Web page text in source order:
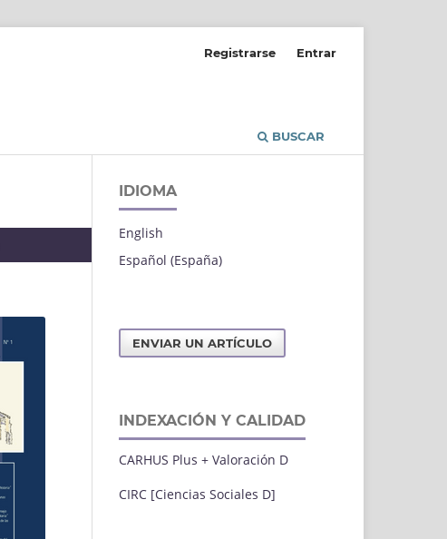
BUSCAR
Registrarse Entrar
IDIOMA
English
Español (España)
ENVIAR UN ARTÍCULO
INDEXACIÓN Y CALIDAD
CARHUS Plus + Valoración D
CIRC [Ciencias Sociales D]